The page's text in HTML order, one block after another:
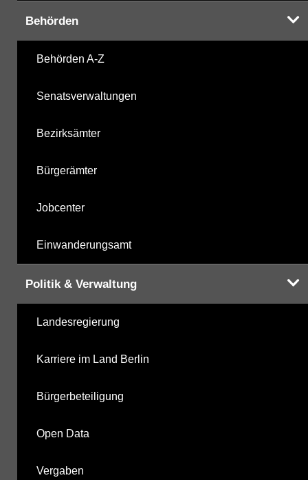
Behörden
Behörden A-Z
Senatsverwaltungen
Bezirksämter
Bürgerämter
Jobcenter
Einwanderungsamt
Politik & Verwaltung
Landesregierung
Karriere im Land Berlin
Bürgerbeteiligung
Open Data
Vergaben